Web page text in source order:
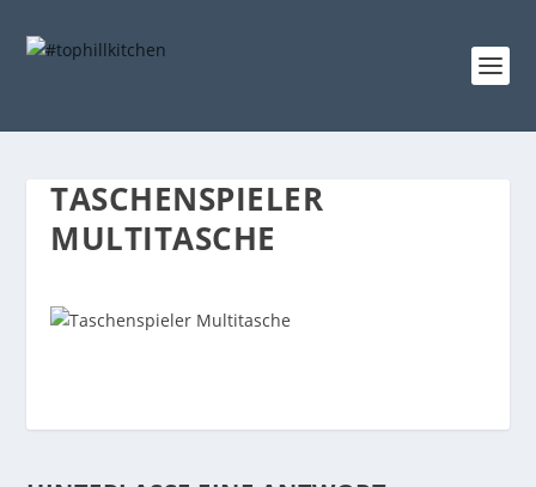
TASCHENSPIELER
MULTITASCHE